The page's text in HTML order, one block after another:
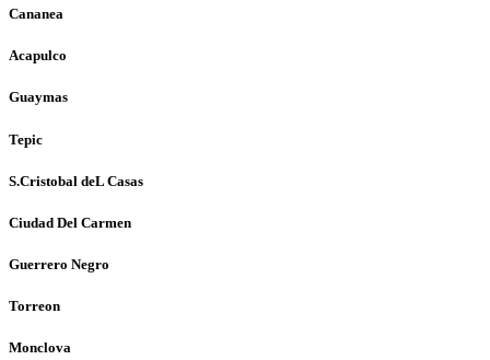
Cananea
Acapulco
Guaymas
Tepic
S.Cristobal deL Casas
Ciudad Del Carmen
Guerrero Negro
Torreon
Monclova